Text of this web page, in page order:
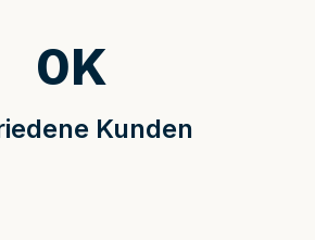
Kunden
0K